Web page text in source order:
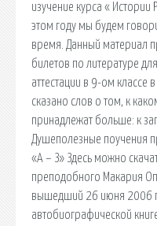
изучение курса « Истории
этом году мы будем
время. Данный материал
билетов по литературе
аттестации в 9-ом
сказано слов о том, к
принадлежат больше: к
Душеполезные поучения
«А – З» Здесь можно
преподобного Макария
вышедший 26 июня 2006
автобиографической